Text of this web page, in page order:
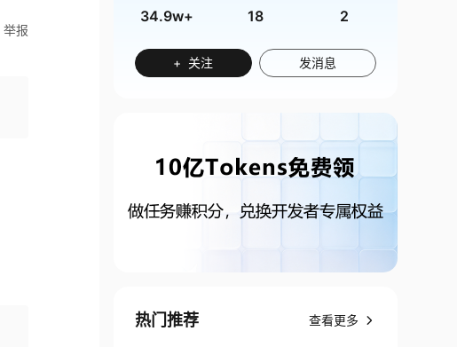
举报
34.9w+ 18 2
+ 关注 发消息
热门推荐 查看更多